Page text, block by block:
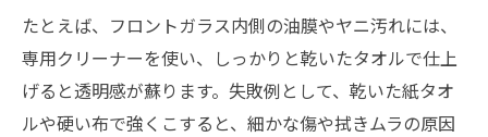
たとえば、フロントガラス内側の油膜やヤニ汚れには、
専用クリーナーを使い、しっかりと乾いたタオルで仕上
げると透明感が蘇ります。失敗例として、乾いた紙タオ
ルや硬い布で強くこすると、細かな傷や拭きムラの原因